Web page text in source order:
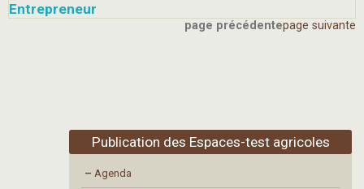
Entrepreneur
page précédentepage suivante
Publication des Espaces-test agricoles
– Agenda